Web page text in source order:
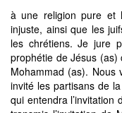
à une religion pure et
injuste, ainsi que les
les chrétiens. Je jure
prophétie de Jésus
Mohammad (as). Nous
invité les partisans de
qui entendra